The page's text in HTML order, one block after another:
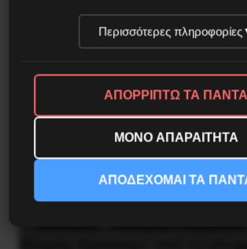
Περισσότερες πληροφορίες
ΑΠΟΡΡΙΠΤΩ ΤΑ ΠΑΝΤΑ
ΜΟΝΟ ΑΠΑΡΑΙΤΗΤΑ
ΑΠΟΔΕΧΟΜΑΙ ΤΑ